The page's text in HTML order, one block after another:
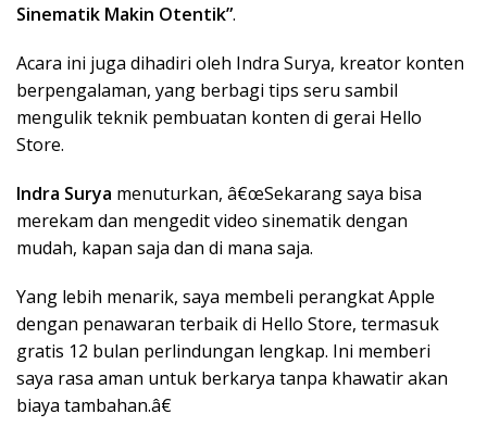
Sinematik Makin Otentik”.
Acara ini juga dihadiri oleh Indra Surya, kreator konten
berpengalaman, yang berbagi tips seru sambil
mengulik teknik pembuatan konten di gerai Hello
Store.
Indra Surya menuturkan, â€œSekarang saya bisa
merekam dan mengedit video sinematik dengan
mudah, kapan saja dan di mana saja.
Yang lebih menarik, saya membeli perangkat Apple
dengan penawaran terbaik di Hello Store, termasuk
gratis 12 bulan perlindungan lengkap. Ini memberi
saya rasa aman untuk berkarya tanpa khawatir akan
biaya tambahan.â€